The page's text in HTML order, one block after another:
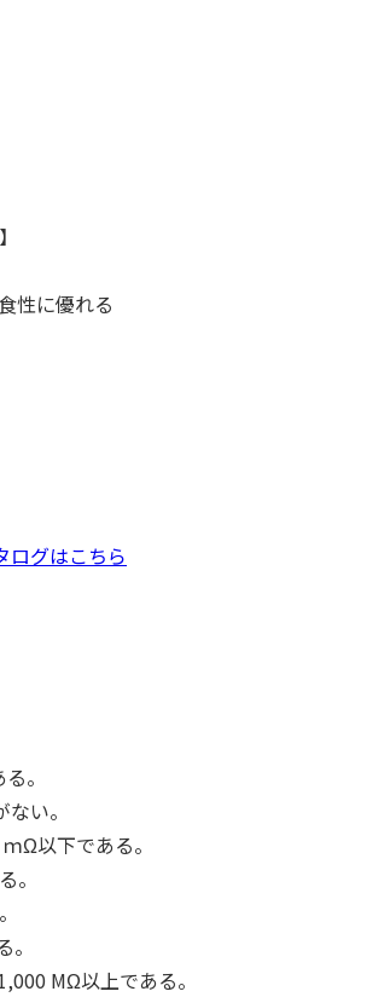
性に優れる
ログはこちら
。
い。
Ω以下である。
。
MΩ以上である。